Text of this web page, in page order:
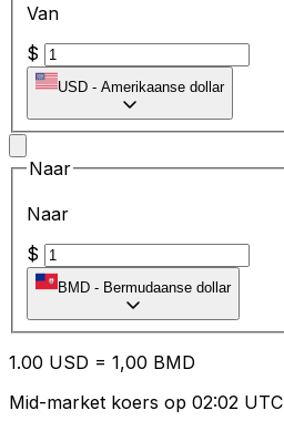
Van
$
USD - Amerikaanse dollar
Naar
Naar
$
BMD - Bermudaanse dollar
1.00 USD = 1,00 BMD
Mid-market koers op 02:02 UTC